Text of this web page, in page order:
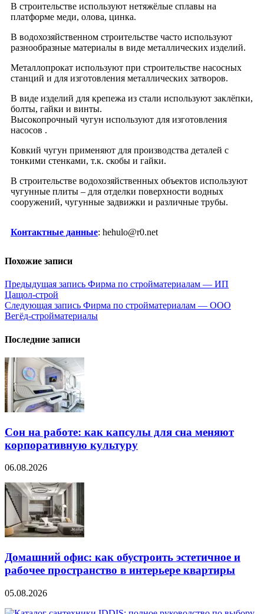
В строительстве используют нетяжёлые сплавы на
платформе меди, олова, цинка.
В водохозяйственном строительстве часто используют
разнообразные материалы в виде металлических изделий.
Металлопрокат используют при строительстве насосных
станций и для изготовления металлических затворов.
В виде изделий для крепежа из стали используют заклёпки,
болты, гайки и винты.
Высокопрочный чугун используют для изготовления
насосов .
Ковкий чугун применяют для производства деталей с
тонкими стенками, т.к. скобы и гайки.
В строительстве водохозяйственных объектов используют
чугунные плиты – для отделки поверхности водных
сооружений, чугунные задвижки и различные трубы.
Контактные данные: hehulo@r0.net
Похожие записи
Навигация
по
записям
Предыдущая запись Фирма по стройматериалам — ИП
Цащол-строй
Следующая запись Фирма по стройматериалам — ООО
Вегёд-стройматериалы
Последние записи
Сон на работе: как капсулы для сна меняют
корпоративную культуру
06.08.2026
Домашний офис: как обустроить эстетичное и
рабочее пространство в интерьере квартиры
05.08.2026